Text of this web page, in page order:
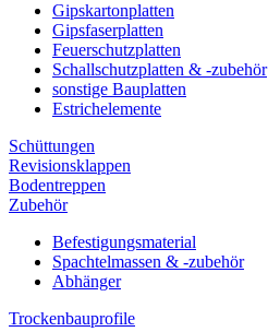
Gipskartonplatten
Gipsfaserplatten
Feuerschutzplatten
Schallschutzplatten & -zubehör
sonstige Bauplatten
Estrichelemente
Schüttungen
Revisionsklappen
Bodentreppen
Zubehör
Befestigungsmaterial
Spachtelmassen & -zubehör
Abhänger
Trockenbauprofile